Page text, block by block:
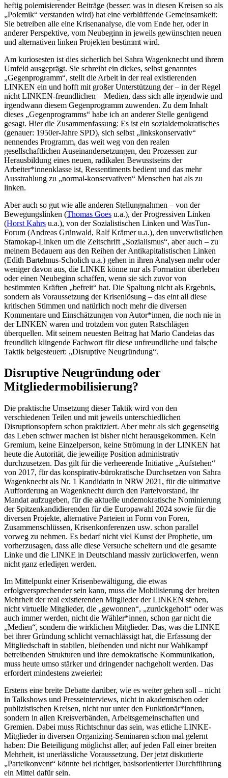
heftig polemisierender Beiträge (besser: was in diesen Kreisen so als
„Polemik“ verstanden wird) hat eine verblüffende Gemeinsamkeit:
Sie betreiben alle eine Krisenanalyse, die vom Ende her, oder in
anderer Perspektive, vom Neubeginn in jeweils gewünschten neuen
und alternativen linken Projekten bestimmt wird.
Am kuriosesten ist dies sicherlich bei Sahra Wagenknecht und ihrem
Umfeld ausgeprägt. Sie schreibt ein dickes, selbst genanntes
„Gegenprogramm“, stellt die Arbeit in der real existierenden
LINKEN ein und hofft mit großer Unterstützung der – in der Regel
nicht LINKEN-freundlichen – Medien, dass sich alle irgendwie und
irgendwann diesem Gegenprogramm zuwenden. Zu dem Inhalt
dieses „Gegenprogramms“ habe ich an anderer Stelle genügend
gesagt. Hier die Zusammenfassung: Es ist ein sozialdemokratisches
(genauer: 1950er-Jahre SPD), sich selbst „linkskonservativ“
nennendes Programm, das weit weg von den realen
gesellschaftlichen Auseinandersetzungen, den Prozessen zur
Herausbildung eines neuen, radikalen Bewusstseins der
Arbeiter*innenklasse ist, Ressentiments bedient und das mehr
Ausstrahlung zu „normal-konservativen“ Menschen hat als zu
linken.
Aber auch so gut wie alle anderen Stellungnahmen – von der
Bewegungslinken (Thomas Goes u.a.), der Progressiven Linken
(Horst Kahrs u.a.), von der Sozialistischen Linken und WasTun-
Forum (Andreas Grünwald, Ralf Krämer u.a.), den unverwüstlichen
Stamokap-Linken um die Zeitschrift „Sozialismus“, aber auch – zu
meinem Bedauern aus den Reihen der Antikapitalistischen Linken
(Edith Bartelmus-Scholich u.a.) gehen in ihren Analysen mehr oder
weniger davon aus, die LINKE könne nur als Formation überleben
oder einen Neubeginn schaffen, wenn sie sich zuvor von
bestimmten Kräften „befreit“ hat. Die Spaltung nicht als Ergebnis,
sondern als Voraussetzung der Krisenlösung – das eint all diese
kritischen Stimmen und natürlich noch mehr die diversen
Kommentare und Einschätzungen von Autor*innen, die noch nie in
der LINKEN waren und trotzdem von guten Ratschlägen
überquellen. Mit seinem neuesten Beitrag hat Mario Candeias das
freundlich klingende Fachwort für diese unfreundliche und falsche
Taktik beigesteuert: „Disruptive Neugründung“.
Disruptive Neugründung oder
Mitgliedermobilisierung?
Die praktische Umsetzung dieser Taktik wird von den
verschiedenen Teilen und mit jeweils unterschiedlichen
Disruptionsopfern schon praktiziert. Aber mehr als sich gegenseitig
das Leben schwer machen ist bisher nicht herausgekommen. Kein
Gremium, keine Einzelperson, keine Strömung in der LINKEN hat
heute die Autorität, die jeweilige Position administrativ
durchzusetzen. Das gilt für die verheerende Initiative „Aufstehen“
von 2017, für das konspirativ-bürokratische Durchsetzen von Sahra
Wagenknecht als Nr. 1 Kandidatin in NRW 2021, für die ultimative
Aufforderung an Wagenknecht durch den Parteivorstand, ihr
Mandat aufzugeben, für die aktuelle undemokratische Nominierung
der Spitzenkandidierenden für die Europawahl 2024 sowie für die
diversen Projekte, alternative Parteien in Form von Foren,
Zusammenschlüssen, Krisenkonferenzen usw. schon parallel
vorweg zu nehmen. Es bedarf nicht viel Kunst der Prophetie, um
vorherzusagen, dass alle diese Versuche scheitern und die gesamte
Linke und die LINKE in Deutschland massiv zurückwerfen, wenn
nicht ganz erledigen werden.
Im Mittelpunkt einer Krisenbewältigung, die etwas
erfolgversprechender sein kann, muss die Mobilisierung der breiten
Mehrheit der real existierenden Mitglieder der LINKEN stehen,
nicht virtuelle Mitglieder, die „gewonnen“, „zurückgeholt“ oder was
auch immer werden, nicht die Wähler*innen, schon gar nicht die
„Medien“, sondern die wirklichen Mitglieder. Das, was die LINKE
bei ihrer Gründung schlicht vernachlässigt hat, die Erfassung der
Mitgliedschaft in stabilen, bleibenden und nicht nur Wahlkampf
betreibenden Strukturen und ihre demokratische Kommunikation,
muss heute umso stärker und dringender nachgeholt werden. Das
erfordert mindestens zweierlei:
Erstens eine breite Debatte darüber, wie es weiter gehen soll – nicht
in Talkshows und Presseinterviews, nicht in akademischen oder
publizistischen Kreisen, nicht nur unter den Funktionär*innen,
sondern in allen Kreisverbänden, Arbeitsgemeinschaften und
Gremien. Dabei muss Richtschnur das sein, was etliche LINKE-
Mitglieder in diversen Organizing-Seminaren schon mal gelernt
haben: Die Beteiligung möglichst aller, auf jeden Fall einer breiten
Mehrheit, ist unerlässliche Voraussetzung. Der jetzt diskutierte
„Parteikonvent“ könnte bei richtiger, basisorientierter Durchführung
ein Mittel dafür sein.